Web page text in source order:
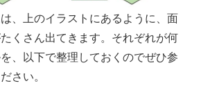
、上のイラストにあるように、面
くさん出てきます。それぞれが何
、以下で整理しておくのでぜひ参
さい。